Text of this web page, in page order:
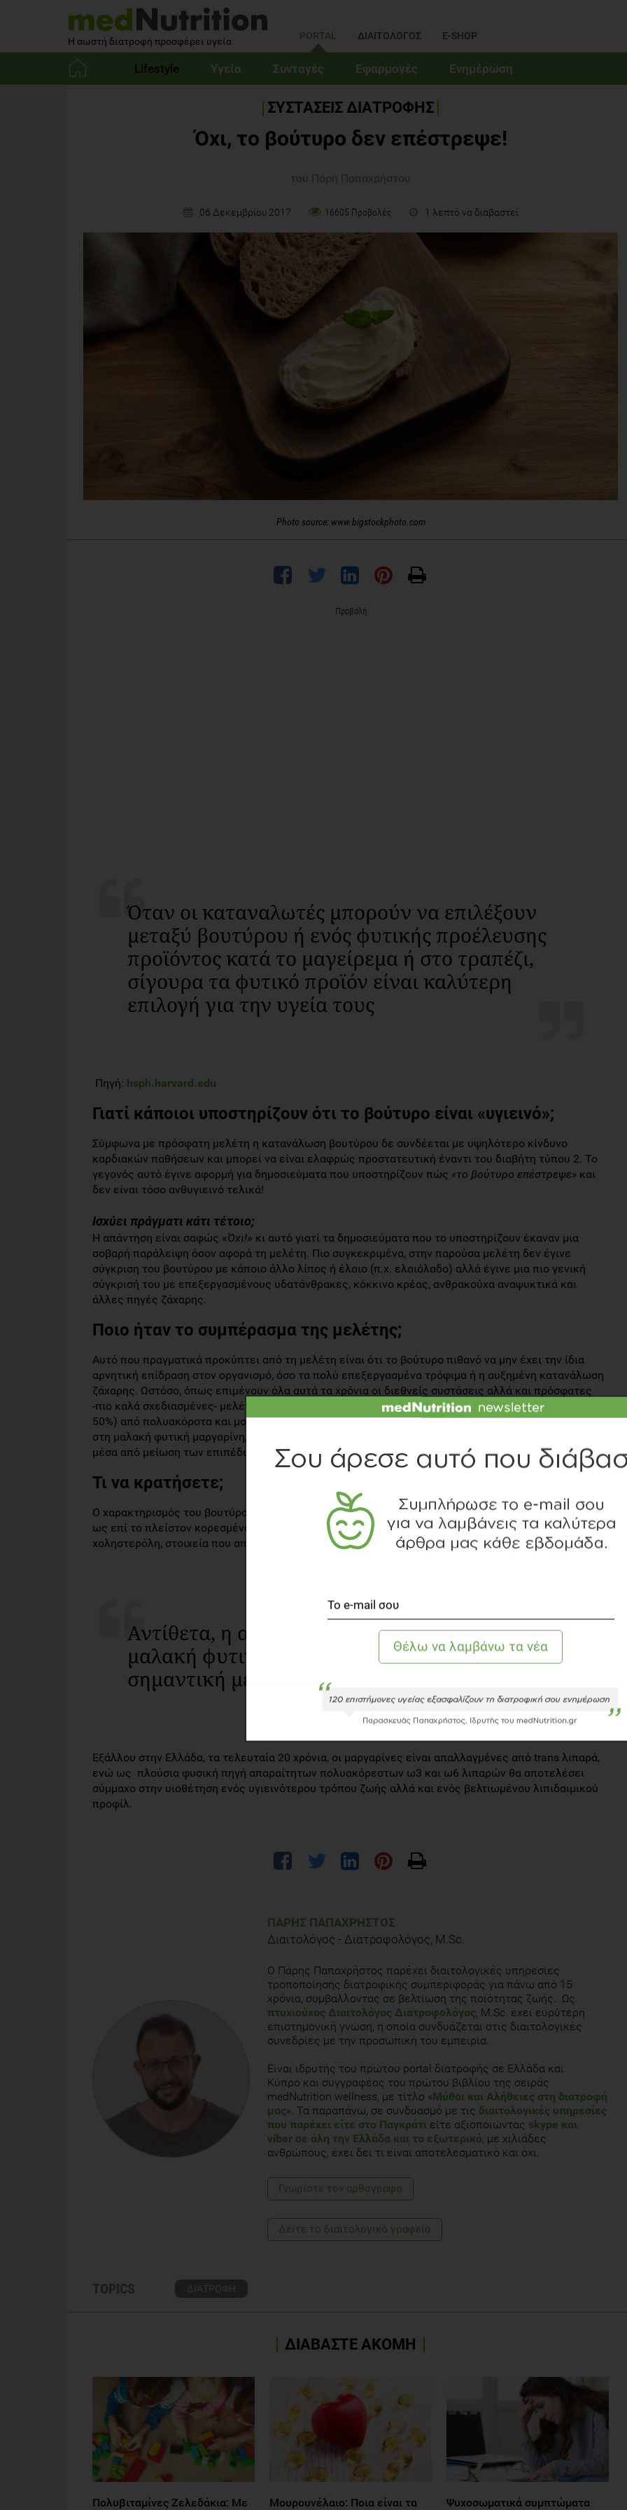
Η σωστή διατροφή προσφέρει υγεία PORTAL ΔΙΑΙΤΟΛΟΓΟΣ E-SHOP
Lifestyle Υγεία Συνταγές Εφαρμογές Ενημέρωση
ΣΥΣΤΑΣΕΙΣ ΔΙΑΤΡΟΦΗΣ
Όχι, το βούτυρο δεν επέστρεψε!
του Πάρη Παπαχρήστου
06 Δεκεμβρίου 2017 16605 Προβολές 1 λεπτό να διαβαστεί
Photo source: www.bigstockphoto.com
Προβολή
Όταν οι καταναλωτές μπορούν να επιλέξουν
μεταξύ βουτύρου ή ενός φυτικής προέλευσης
προϊόντος κατά το μαγείρεμα ή στο τραπέζι,
σίγουρα τα φυτικό προϊόν είναι καλύτερη
επιλογή για την υγεία τους
Πηγή: hsph.harvard.edu
Γιατί κάποιοι υποστηρίζουν ότι το βούτυρο είναι «υγιεινό»;
Σύμφωνα με πρόσφατη μελέτη η κατανάλωση βουτύρου δε συνδέεται με υψηλότερο κίνδυνο
καρδιακών παθήσεων και μπορεί να είναι ελαφρώς προστατευτική έναντι του διαβήτη τύπου 2. Το
γεγονός αυτό έγινε αφορμή για δημοσιεύματα που υποστηρίζουν πώς «το βούτυρο επέστρεψε» και
δεν είναι τόσο ανθυγιεινό τελικά!
Ισχύει πράγματι κάτι τέτοιο;
Η απάντηση είναι σαφώς «Όχι!» κι αυτό γιατί τα δημοσιεύματα που το υποστηρίζουν έκαναν μια
σοβαρή παράλειψη όσον αφορά τη μελέτη. Πιο συγκεκριμένα, στην παρούσα μελέτη δεν έγινε
σύγκριση του βουτύρου με κάποιο άλλο λίπος ή έλαιο (π.χ. ελαιόλαδο) αλλά έγινε μια πιο γενική
σύγκρισή του με επεξεργασμένους υδατάνθρακες, κόκκινο κρέας, ανθρακούχα αναψυκτικά και
άλλες πηγές ζάχαρης.
Ποιο ήταν το συμπέρασμα της μελέτης;
Αυτό που πραγματικά προκύπτει από τη μελέτη είναι ότι το βούτυρο πιθανό να μην έχει την ίδια
αρνητική επίδραση στον οργανισμό, όσο τα πολύ επεξεργασμένα τρόφιμα ή η αυξημένη κατανάλωση
ζάχαρης. Ωστόσο, όπως επιμένουν όλα αυτά τα χρόνια οι διεθνείς συστάσεις αλλά και πρόσφατες
-πιο καλά σχεδιασμένες- μελέτες, η αντικατάσταση των κορεσμένων λιπαρών (σε ποσοστό περίπου
50%) από πολυακόρστα και μονοσκόρεστα λιπαρά, τα οποία θα βρείτε σε εκλεκτά φυτικά έλαια και
στη μαλακή φυτική μαργαρίνη, τότε μειώνεται πράγματι η κίνδυνος των καρδιαγγειακών νοσημάτων,
μέσα από μείωση των επιπέδων χοληστερόλης.
Τι να κρατήσετε;
Ο χαρακτηρισμός του βουτύρου ως «
» είναι τουλάχιστον προκλητικός, αφού το βούτυρο είναι
ως επί το πλείστον κορεσμένο λίπος, το οποίο αποδεδειγμένα αυξάνει την ολική και την LDL «κακή»
χοληστερόλη, στοιχεία που αποτελούν παράγοντα κινδύνου για καρδιαγγειακές παθήσεις.
Αντίθετα, η αντικατάσταση του βουτύρου από
μαλακή φυτική μαργαρίνη θα επιφέρει
σημαντική μείωση στα κορεσμένα λιπαρά
Εξάλλου στην Ελλάδα, τα τελευταία 20 χρόνια, οι μαργαρίνες είναι απαλλαγμένες από trans λιπαρά,
ενώ ως πλούσια φυσική πηγή απαραίτητων πολυακόρεστων ω3 και ω6 λιπαρών θα αποτελέσει
σύμμαχο στην υιοθέτηση ενός υγιεινότερου τρόπου ζωής αλλά και ενός βελτιωμένου λιπιδαιμικού
προφίλ.
ΠΆΡΗΣ ΠΑΠΑΧΡΉΣΤΟΣ
Διαιτολόγος - Διατροφολόγος, M.Sc.
Ο Πάρης Παπαχρήστος παρέχει διαιτολογικές υπηρεσίες
τροποποίησης διατροφικής συμπεριφοράς για πάνω από 15
χρόνια, συμβάλλοντας σε βελτίωση της ποιότητας ζωής. Ως
πτυχιούχος Διαιτολόγος Διατροφολόγος, M.Sc. έχει ευρύτερη
επιστημονική γνώση, η οποία συνδυάζεται στις διαιτολογικές
συνεδρίες με την προσωπική του εμπειρία.
Είναι ιδρυτής του πρώτου portal διατροφής σε Ελλάδα και
Κύπρο και συγγραφέας του πρώτου βιβλίου της σειράς
medNutrition wellness, με τίτλο «Μύθοι και Αλήθειες στη διατροφή
μας». Τα παραπάνω, σε συνδυασμό με τις διαιτολογικές υπηρεσίες
που παρέχει είτε στο Παγκράτι είτε αξιοποιώντας skype και
viber σε όλη την Ελλάδα και το εξωτερικό, με χιλιάδες
ανθρώπους, έχει δει τι είναι αποτελεσματικό και όχι.
Γνωρίστε τoν αρθογράφο
Δείτε το διαιτολογικό γραφείο
TOPICS ΔΙΑΤΡΟΦΗ
ΔΙΑΒΑΣΤΕ ΑΚΟΜΗ
Πολυβιταμίνες Ζελεδάκια: Με
Μουρουνέλαιο: Ποια είναι τα
Ψυχοσωματικά συμπτώματα